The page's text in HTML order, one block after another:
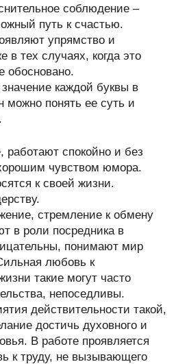
соблюдение –
путь к счастью.
упрямство и
в тех случаях, когда это
обосновано.
каждой буквы в
понять ее суть и
спокойно и без
чувством юмора.
к своей жизни.
стремление к обмену
в роли посредника в
понимают мир
любовь к
такие могут часто
непоседливы.
действительности такой,
достичь духовного и
В работе проявляется
к труду, не вызывающего